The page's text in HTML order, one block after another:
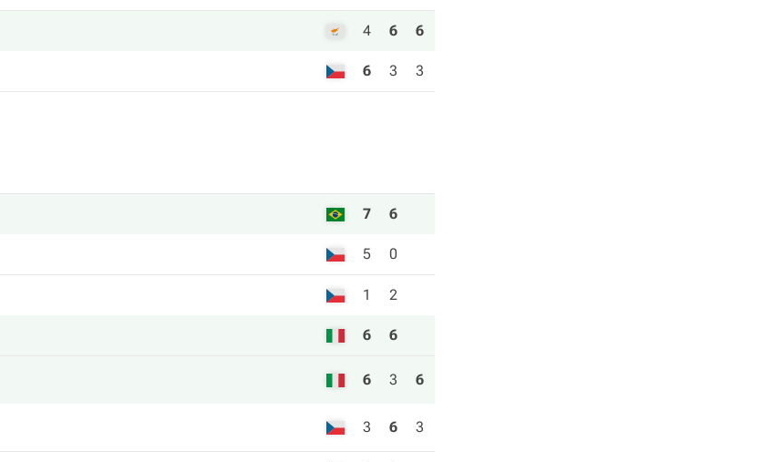
4 6 6
6 3 3
7 6
5 0
1 2
6 6
6 3 6
3 6 3